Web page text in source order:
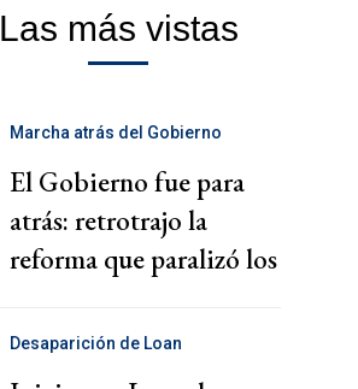
Las más vistas
Marcha atrás del Gobierno
El Gobierno fue para
atrás: retrotrajo la
reforma que paralizó los
Desaparición de Loan